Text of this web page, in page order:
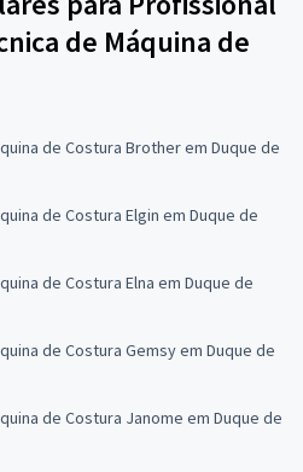
de Máquina de
de Costura Brother em Duque de
de Costura Elgin em Duque de
de Costura Elna em Duque de
de Costura Gemsy em Duque de
de Costura Janome em Duque de